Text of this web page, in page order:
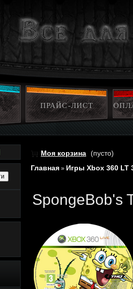
ПРАЙС-ЛИСТ
Моя корзина (пусто)
Главная » Игры Xbox 360 LT
SpongeBob's